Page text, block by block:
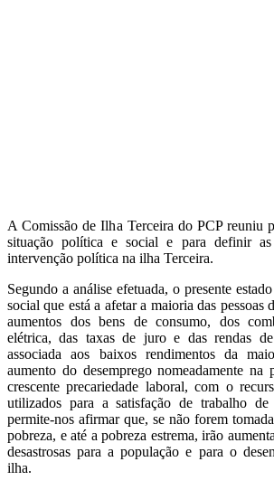
A Comissão de Ilha Terceira do PCP reuniu
situação política e social e para definir
intervenção política na ilha Terceira.
Segundo a análise efetuada, o presente
social que está a afetar a maioria das pessoas
aumentos dos bens de consumo, dos
elétrica, das taxas de juro e das rendas
associada aos baixos rendimentos da
aumento do desemprego nomeadamente na
crescente precariedade laboral, com o
utilizados para a satisfação de trabalho de
permite-nos afirmar que, se não forem
pobreza, e até a pobreza estrema, irão
desastrosas para a população e para o
ilha.